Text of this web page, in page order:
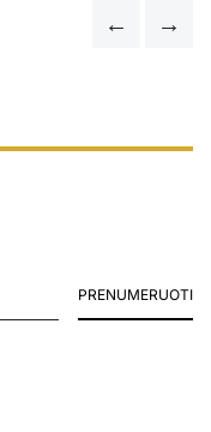
PRENUMERUOTI